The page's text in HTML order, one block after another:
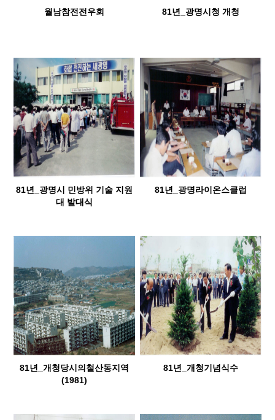
월남참전전우회 81년_광명시청 개청
81년_광명시 민방위 기술 지원
대 발대식
81년_광명라이온스클럽
81년_개청당시의철산동지역
(1981)
81년_개청기념식수